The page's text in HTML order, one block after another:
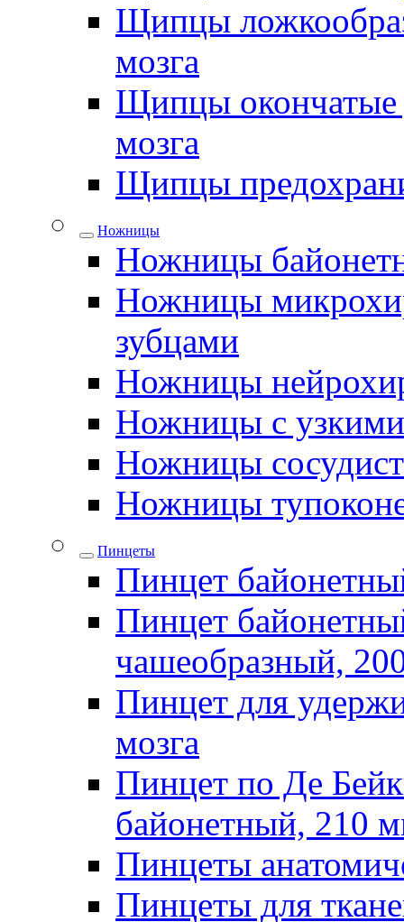
Щипцы
мозга
Щипцы окончатые
мозга
Щипцы
Ножницы
Ножницы
Ножницы
зубцами
Ножницы
Ножницы с узкими
Ножницы
Ножницы
Пинцеты
Пинцет
Пинцет
чашеобразный,
Пинцет для
мозга
Пинцет по Де
байонетный, 210
Пинцеты
Пинцеты для